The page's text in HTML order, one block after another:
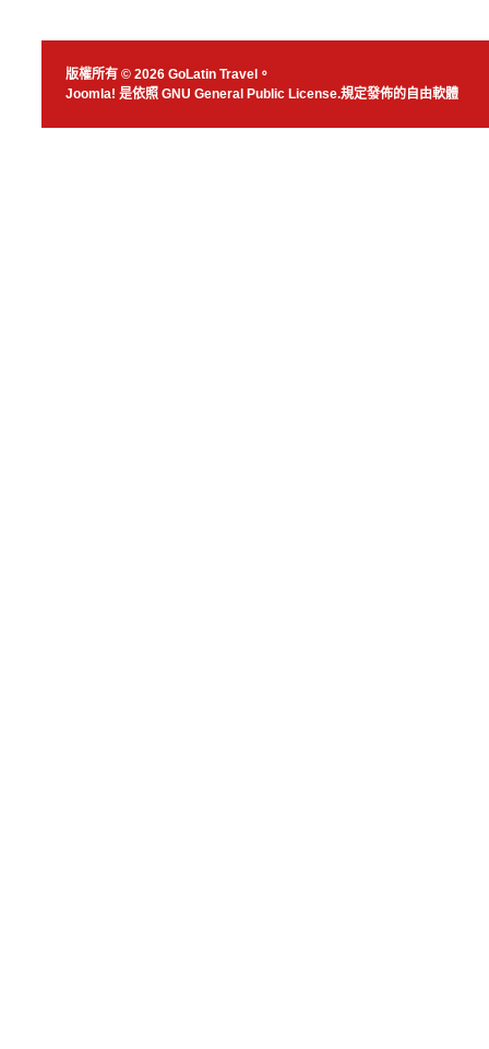
版權所有 © 2026 GoLatin Travel。
Joomla! 是依照 GNU General Public License.規定發佈的自由軟體